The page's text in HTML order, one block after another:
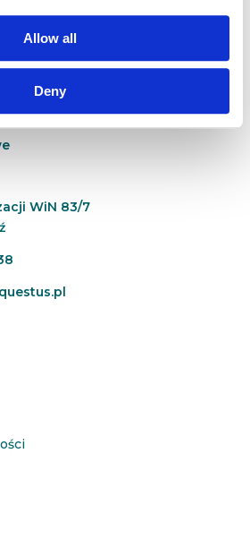
Allow all
Deny
WiN 83/7